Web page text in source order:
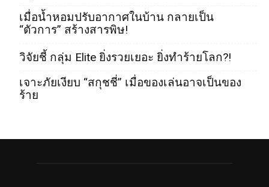
เมื่อน้ำหอมปรับอากาศในบ้าน กลายเป็น
“ตัวการ” สร้างสารพิษ!
วิจัยชี้ กลุ่ม Elite ยิ่งรวยเยอะ ยิ่งทำร้ายโลก?!
เจาะภัยเงียบ “สกุชชี่” เมื่อของเล่นอาจเป็นของ
ร้าย